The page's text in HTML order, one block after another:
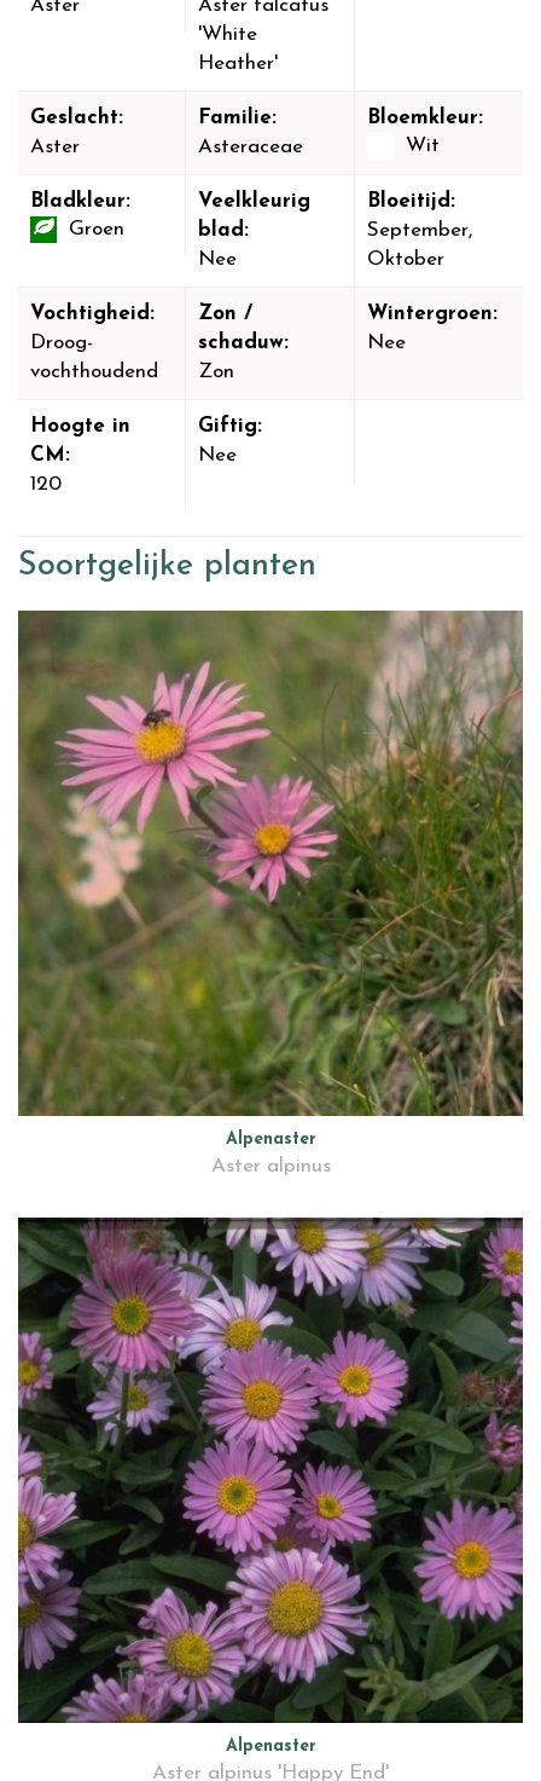
Aster
Aster falcatus
'White
Heather'
Geslacht:
Aster
Familie:
Asteraceae
Bloemkleur:
Wit
Bladkleur:
Groen
Veelkleurig
blad:
Nee
Bloeitijd:
September,
Oktober
Vochtigheid:
Droog-
vochthoudend
Zon /
schaduw:
Zon
Wintergroen:
Nee
Hoogte in
CM:
120
Giftig:
Nee
Soortgelijke planten
Alpenaster
Aster alpinus
Alpenaster
Aster alpinus 'Happy End'